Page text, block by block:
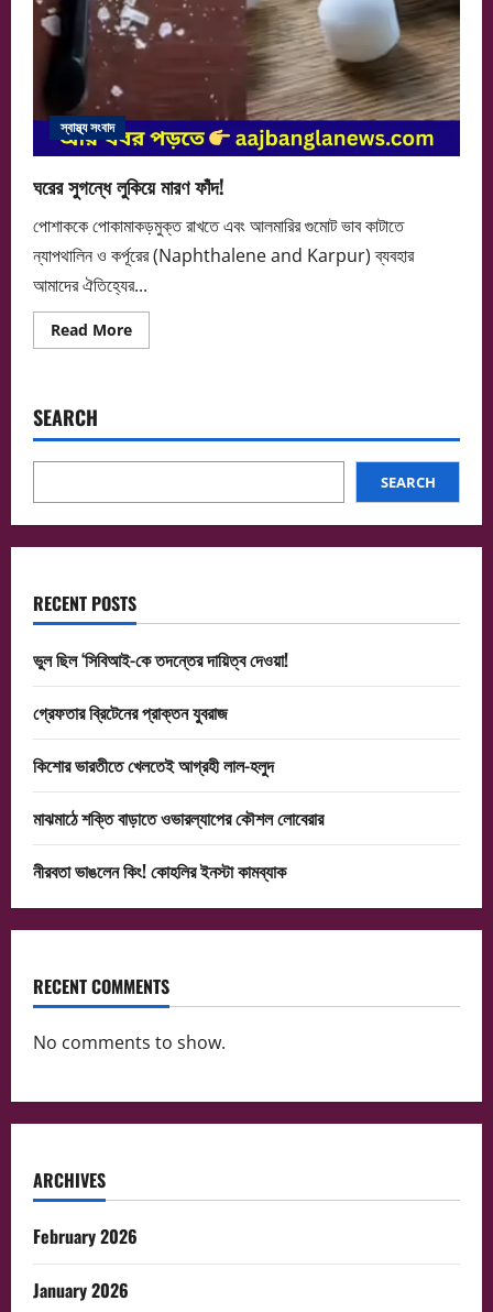
স্বাস্থ্য সংবাদ
ঘরের সুগন্ধে লুকিয়ে মারণ ফাঁদ!
পোশাককে পোকামাকড়মুক্ত রাখতে এবং আলমারির গুমোট ভাব কাটাতে
ন্যাপথালিন ও কর্পূরের (Naphthalene and Karpur) ব্যবহার
আমাদের ঐতিহ্যের...
Read MoreRead
more
ফাঁদ!
SEARCH
SEARCH
RECENT POSTS
ভুল ছিল ‘সিবিআই-কে তদন্তের দায়িত্ব দেওয়া!
গ্রেফতার ব্রিটেনের প্রাক্তন যুবরাজ
কিশোর ভারতীতে খেলতেই আগ্রহী লাল-হলুদ
মাঝমাঠে শক্তি বাড়াতে ওভারল্যাপের কৌশল লোবেরার
নীরবতা ভাঙলেন কিং! কোহলির ইনস্টা কামব্যাক
RECENT COMMENTS
No comments to show.
ARCHIVES
February 2026
January 2026